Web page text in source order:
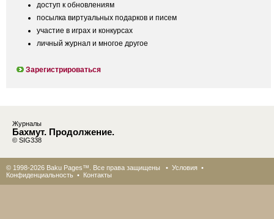
доступ к обновлениям
посылка виртуальных подарков и писем
участие в играх и конкурсах
личный журнал и многое другое
Зарегистрироваться
Журналы
Бахмут. Продолжение.
© SIG338
© 1998-2026 Baku Pages™. Все права защищены • Условия •
Конфиденциальность • Контакты